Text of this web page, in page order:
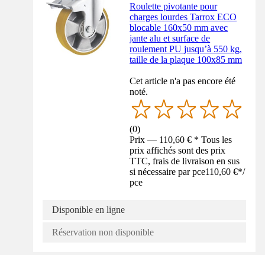
Roulette pivotante pour
charges lourdes Tarrox ECO
blocable 160x50 mm avec
jante alu et surface de
roulement PU jusqu’à 550 kg,
taille de la plaque 100x85 mm
Cet article n'a pas encore été
noté.
(0)
Prix — 110,60 € * Tous les
prix affichés sont des prix
TTC, frais de livraison en sus
si nécessaire par pce110,60 €*/
pce
Disponible en ligne
Réservation non disponible